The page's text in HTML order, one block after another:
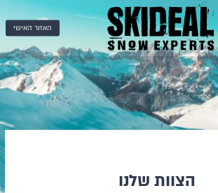
האזור האישי
הצוות שלנו